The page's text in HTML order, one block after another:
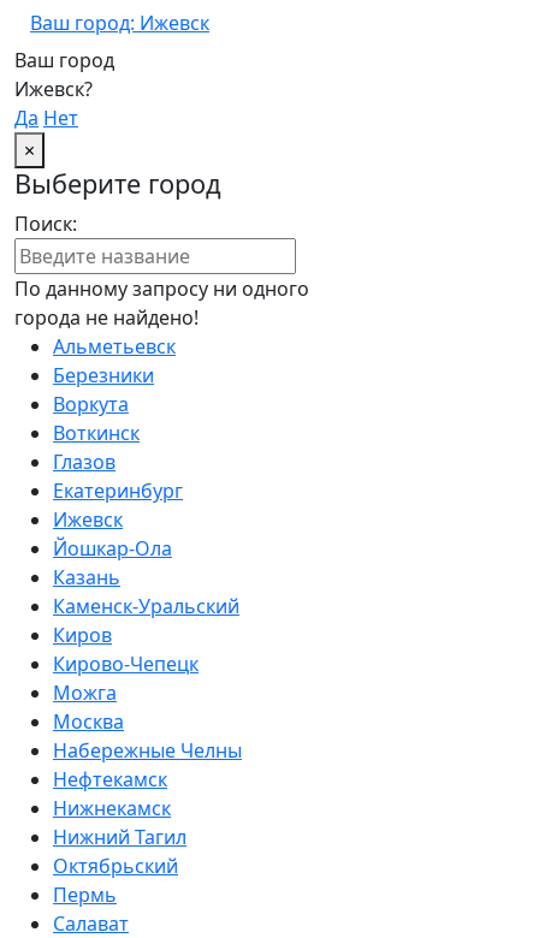
Ваш город: Ижевск
Ваш город
Ижевск?
Да Нет
×
Выберите город
Поиск:
По данному запросу ни одного
города не найдено!
Альметьевск
Березники
Воркута
Воткинск
Глазов
Екатеринбург
Ижевск
Йошкар-Ола
Казань
Каменск-Уральский
Киров
Кирово-Чепецк
Можга
Москва
Набережные Челны
Нефтекамск
Нижнекамск
Нижний Тагил
Октябрьский
Пермь
Салават